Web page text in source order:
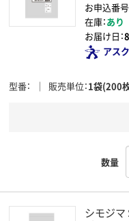
お申込番号
在庫：あり
お届け日：
アス
型番 販売単位 1袋(200
数量
シモジマ